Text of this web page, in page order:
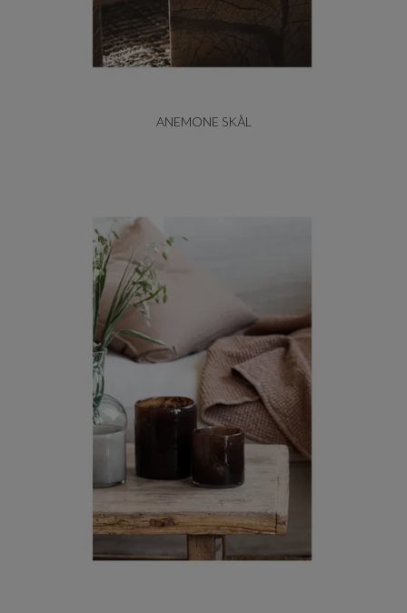
ANEMONE SKÅL